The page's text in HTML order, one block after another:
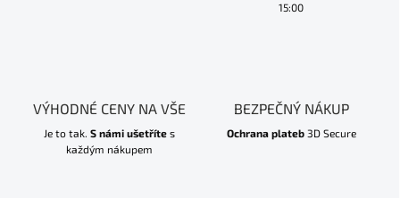
15:00
VÝHODNÉ CENY NA VŠE
Je to tak. S námi ušetřítes
každým nákupem
BEZPEČNÝ NÁKUP
Ochrana plateb3D Secure